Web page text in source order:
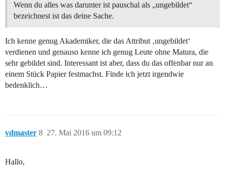
Wenn du alles was darunter ist pauschal als „ungebildet“
bezeichnest ist das deine Sache.
Ich kenne genug Akademiker, die das Attribut ‚ungebildet‘
verdienen und genauso kenne ich genug Leute ohne Matura, die
sehr gebildet sind. Interessant ist aber, dass du das offenbar nur an
einem Stück Papier festmachst. Finde ich jetzt irgendwie
bedenklich…
vdmaster 27. Mai 2016 um 09:12
8
Hallo,